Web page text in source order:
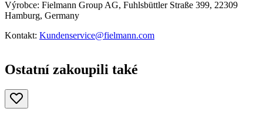
Výrobce: Fielmann Group AG, Fuhlsbüttler Straße 399, 22309
Hamburg, Germany
Kontakt: Kundenservice@fielmann.com
Ostatní zakoupili také